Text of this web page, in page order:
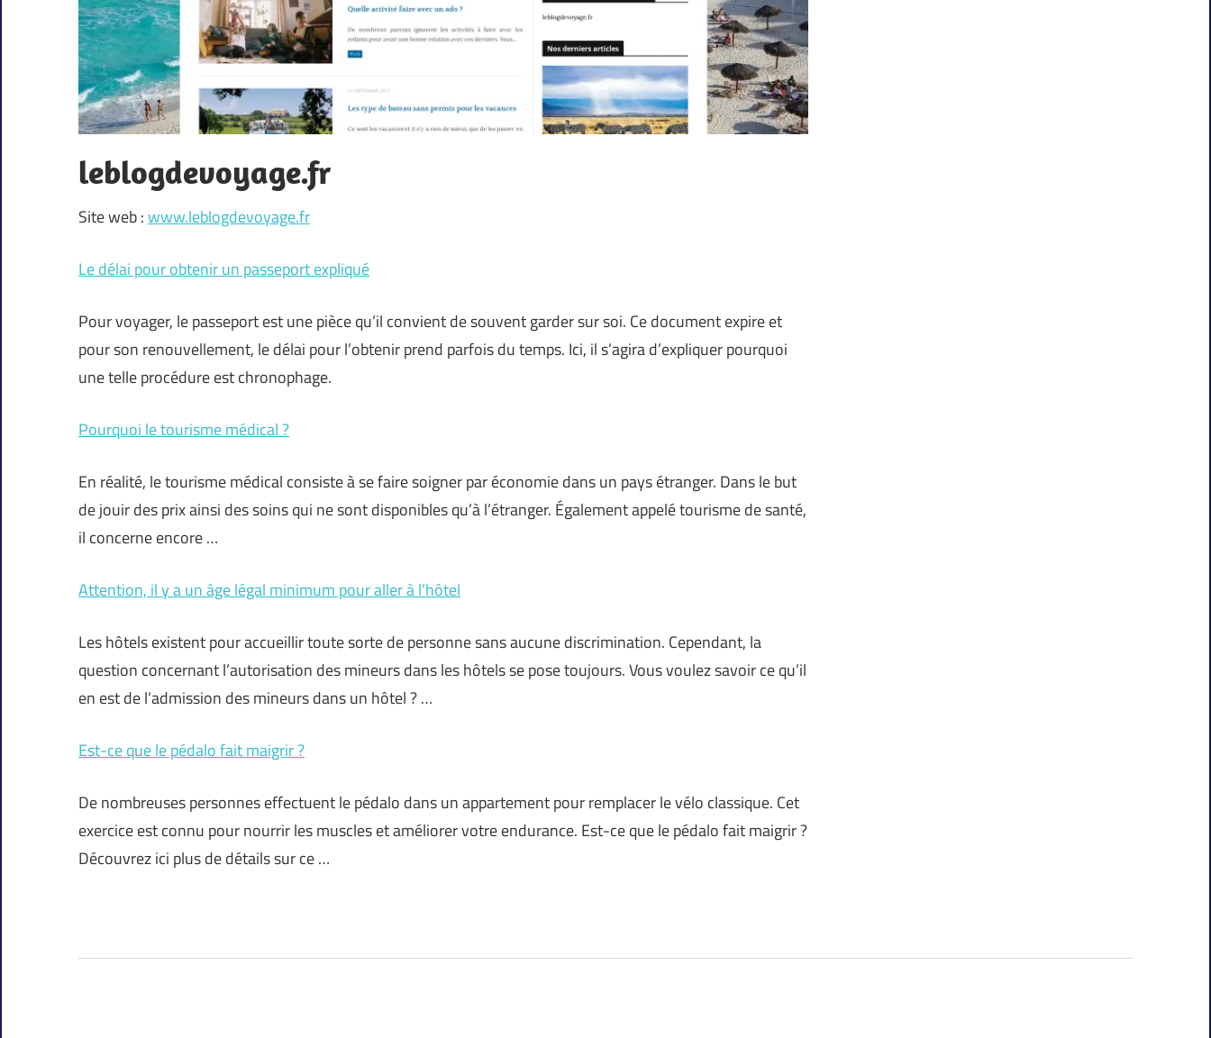
leblogdevoyage.fr
Site web :www.leblogdevoyage.fr
Le délai pour obtenir un passeport expliqué
Pour voyager, le passeport est une pièce qu’il convient de souvent garder sur soi. Ce document expire et
pour son renouvellement, le délai pour l’obtenir prend parfois du temps. Ici, il s’agira d’expliquer pourquoi
une telle procédure est chronophage.
Pourquoi le tourisme médical ?
En réalité, le tourisme médical consiste à se faire soigner par économie dans un pays étranger. Dans le but
de jouir des prix ainsi des soins qui ne sont disponibles qu’à l’étranger. Également appelé tourisme de santé,
il concerne encore …
Attention, il y a un âge légal minimum pour aller à l’hôtel
Les hôtels existent pour accueillir toute sorte de personne sans aucune discrimination. Cependant, la
question concernant l’autorisation des mineurs dans les hôtels se pose toujours. Vous voulez savoir ce qu’il
en est de l’admission des mineurs dans un hôtel ? …
Est-ce que le pédalo fait maigrir ?
De nombreuses personnes effectuent le pédalo dans un appartement pour remplacer le vélo classique. Cet
exercice est connu pour nourrir les muscles et améliorer votre endurance. Est-ce que le pédalo fait maigrir ?
Découvrez ici plus de détails sur ce …